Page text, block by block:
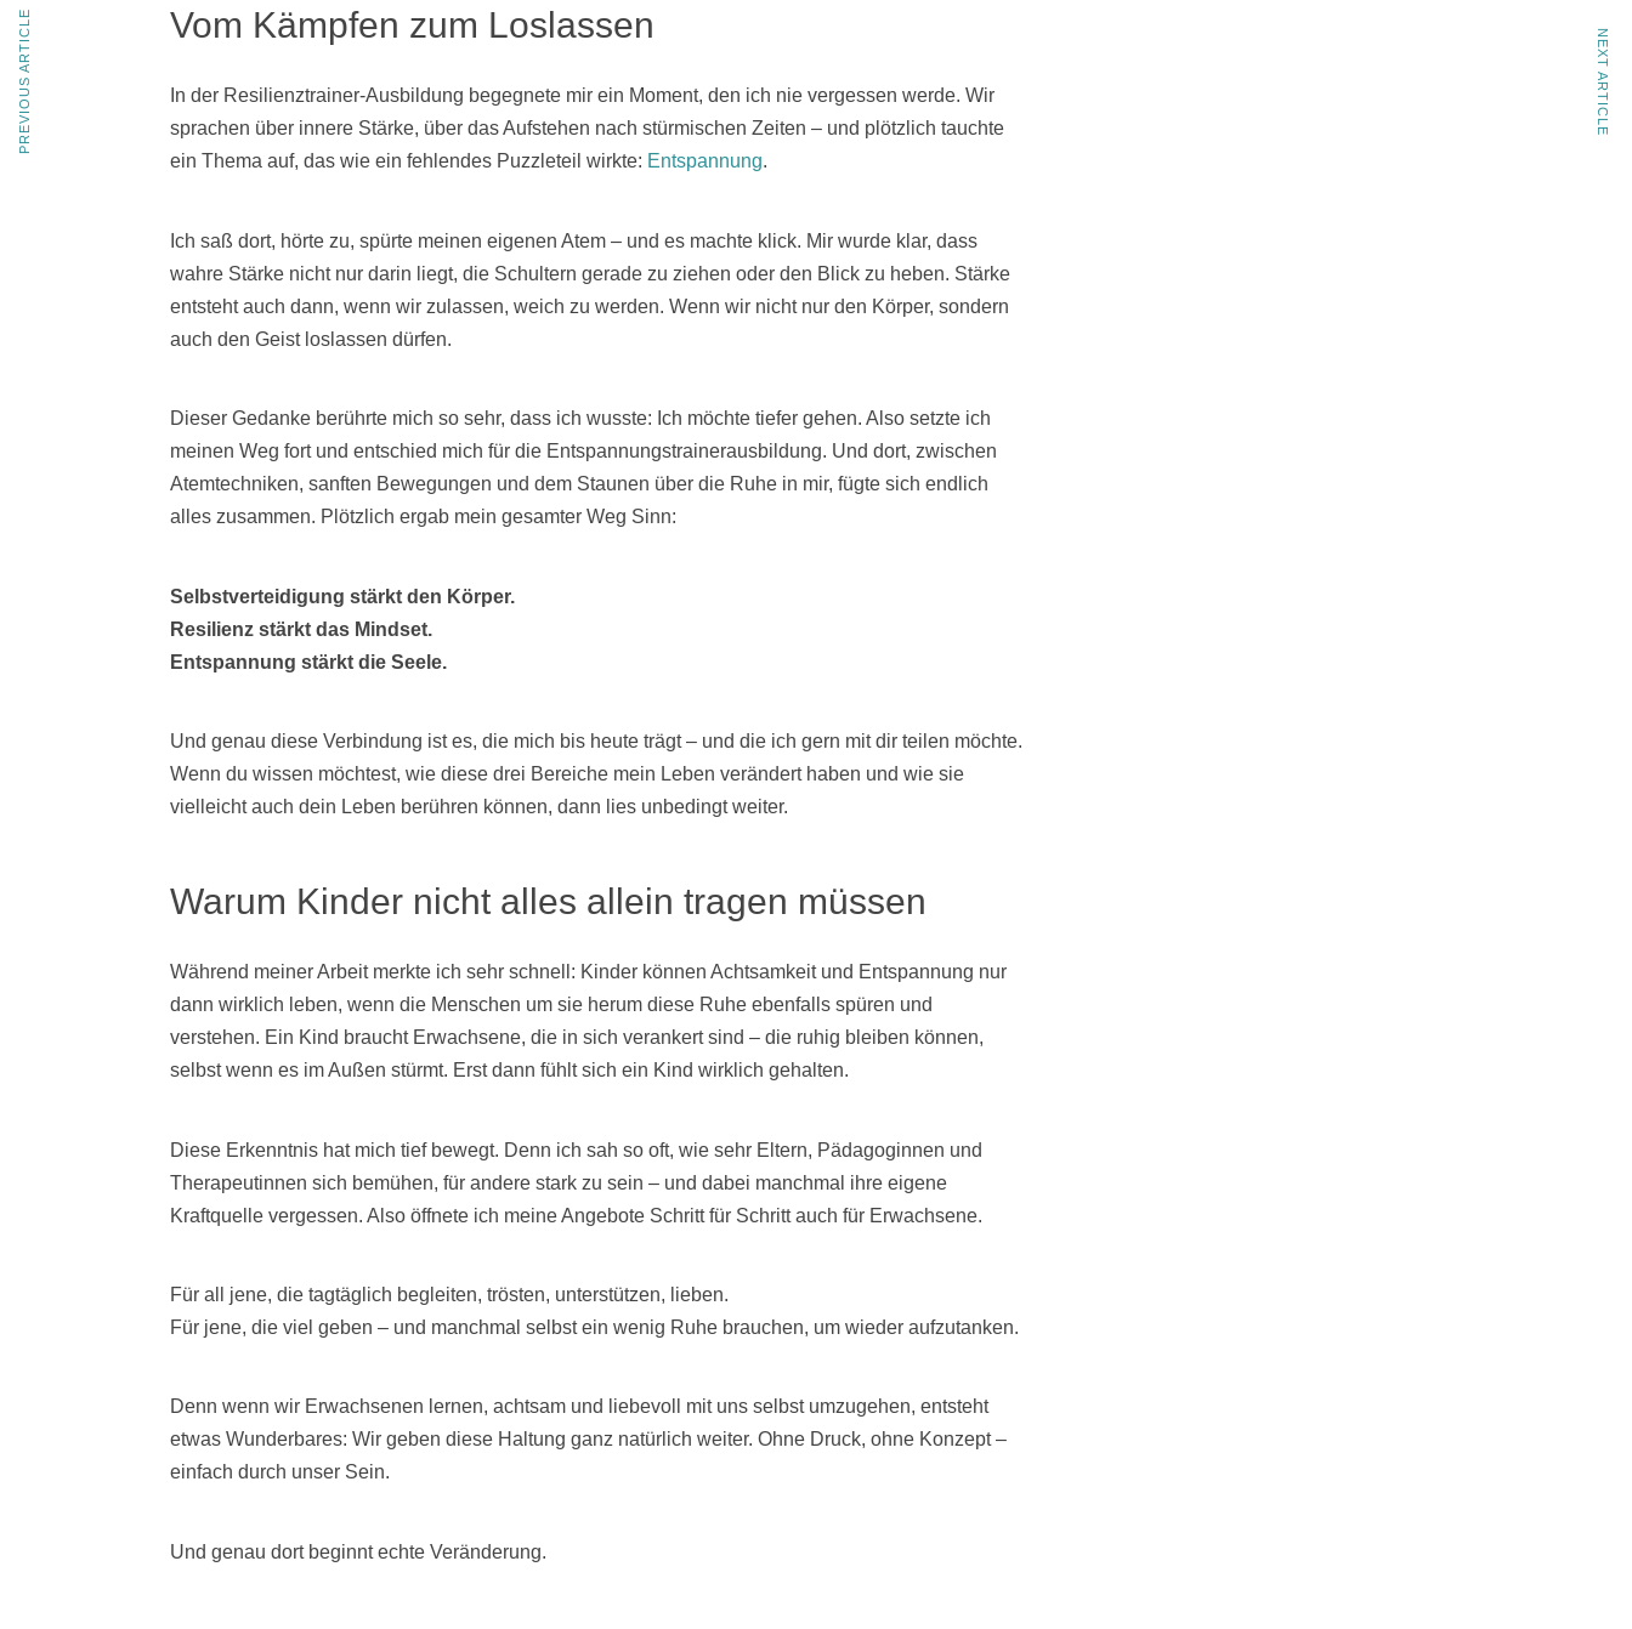
Vom Kämpfen zum Loslassen
In der Resilienztrainer-Ausbildung begegnete mir ein Moment, den ich nie vergessen werde. Wir
sprachen über innere Stärke, über das Aufstehen nach stürmischen Zeiten – und plötzlich tauchte
ein Thema auf, das wie ein fehlendes Puzzleteil wirkte: Entspannung.
Ich saß dort, hörte zu, spürte meinen eigenen Atem – und es machte klick. Mir wurde klar, dass
wahre Stärke nicht nur darin liegt, die Schultern gerade zu ziehen oder den Blick zu heben. Stärke
entsteht auch dann, wenn wir zulassen, weich zu werden. Wenn wir nicht nur den Körper, sondern
auch den Geist loslassen dürfen.
Dieser Gedanke berührte mich so sehr, dass ich wusste: Ich möchte tiefer gehen. Also setzte ich
meinen Weg fort und entschied mich für die Entspannungstrainerausbildung. Und dort, zwischen
Atemtechniken, sanften Bewegungen und dem Staunen über die Ruhe in mir, fügte sich endlich
alles zusammen. Plötzlich ergab mein gesamter Weg Sinn:
Selbstverteidigung stärkt den Körper.
Resilienz stärkt das Mindset.
Entspannung stärkt die Seele.
Und genau diese Verbindung ist es, die mich bis heute trägt – und die ich gern mit dir teilen möchte.
Wenn du wissen möchtest, wie diese drei Bereiche mein Leben verändert haben und wie sie
vielleicht auch dein Leben berühren können, dann lies unbedingt weiter.
Warum Kinder nicht alles allein tragen müssen
Während meiner Arbeit merkte ich sehr schnell: Kinder können Achtsamkeit und Entspannung nur
dann wirklich leben, wenn die Menschen um sie herum diese Ruhe ebenfalls spüren und
verstehen. Ein Kind braucht Erwachsene, die in sich verankert sind – die ruhig bleiben können,
selbst wenn es im Außen stürmt. Erst dann fühlt sich ein Kind wirklich gehalten.
Diese Erkenntnis hat mich tief bewegt. Denn ich sah so oft, wie sehr Eltern, Pädagoginnen und
Therapeutinnen sich bemühen, für andere stark zu sein – und dabei manchmal ihre eigene
Kraftquelle vergessen. Also öffnete ich meine Angebote Schritt für Schritt auch für Erwachsene.
Für all jene, die tagtäglich begleiten, trösten, unterstützen, lieben.
Für jene, die viel geben – und manchmal selbst ein wenig Ruhe brauchen, um wieder aufzutanken.
Denn wenn wir Erwachsenen lernen, achtsam und liebevoll mit uns selbst umzugehen, entsteht
etwas Wunderbares: Wir geben diese Haltung ganz natürlich weiter. Ohne Druck, ohne Konzept –
einfach durch unser Sein.
Und genau dort beginnt echte Veränderung.
PREVIOUS ARTICLE NEXT ARTICLE